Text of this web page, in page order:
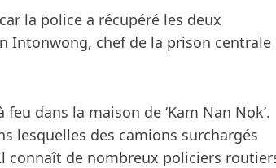
la police a récupéré les deux
Intonwong, chef de la prison centrale
dans la maison de ‘Kam Nan Nok’.
lesquelles des camions surchargés
connaît de nombreux policiers